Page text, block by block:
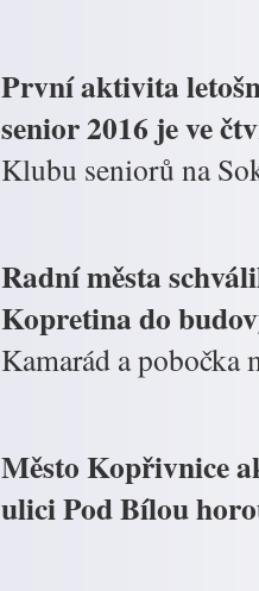
První aktivita
senior 2016 je ve
Klubu seniorů na
Radní města
Kopretina do
Kamarád a pobočka
Město Kopřivnice
ulici Pod Bílou